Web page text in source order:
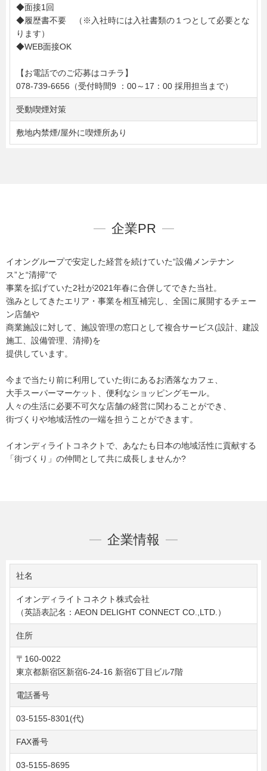
◆面接1回
◆履歴書不要 （※入社時には入社書類の１つとして必要とな
ります）
◆WEB面接OK
【お電話でのご応募はコチラ】
078-739-6656（受付時間9 ：00～17：00 採用担当まで）
受動喫煙対策
敷地内禁煙/屋外に喫煙所あり
企業PR
イオングループで安定した経営を続けていた“設備メンテナン
ス”と“清掃”で
事業を拡げていた2社が2021年春に合併してできた当社。
強みとしてきたエリア・事業を相互補完し、全国に展開するチェー
ン店舗や
商業施設に対して、施設管理の窓口として複合サービス(設計、建設
施工、設備管理、清掃)を
提供しています。
今まで当たり前に利用していた街にあるお洒落なカフェ、
大手スーパーマーケット、便利なショッピングモール。
人々の生活に必要不可欠な店舗の経営に関わることができ、
街づくりや地域活性の一端を担うことができます。
イオンディライトコネクトで、あなたも日本の地域活性に貢献する
「街づくり」の仲間として共に成長しませんか?
企業情報
社名
イオンディライトコネクト株式会社
（英語表記名：AEON DELIGHT CONNECT CO.,LTD.）
住所
〒160-0022
東京都新宿区新宿6-24-16 新宿6丁目ビル7階
電話番号
03-5155-8301(代)
FAX番号
03-5155-8695